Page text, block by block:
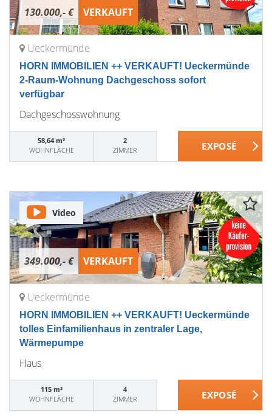
130.000,- € VERKAUFT
Ueckermünde
HORN IMMOBILIEN ++ VERKAUFT! Ueckermünde
2-Raum-Wohnung Dachgeschoss sofort
verfügbar
Dachgeschosswohnung
58,64 m²
WOHNFLÄCHE
2
ZIMMER
349.000,- € VERKAUFT
Video
Ueckermünde
HORN IMMOBILIEN ++ VERKAUFT! Ueckermünde
tolles Einfamilienhaus in zentraler Lage,
Wärmepumpe
Haus
115 m²
WOHNFLÄCHE
4
ZIMMER